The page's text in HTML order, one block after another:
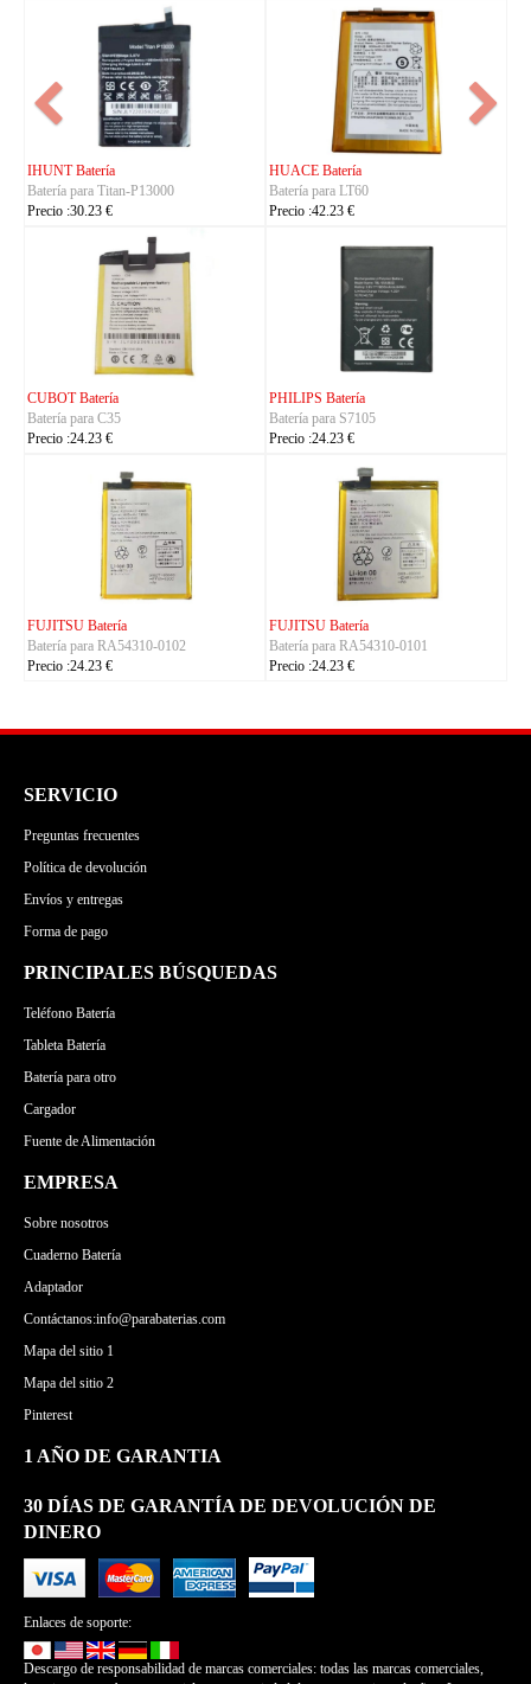
Batería
LT60
€
Batería
S7105
€
Batería
RA54310-0101
€
FUJITSU Batería
Batería para RA07503-1091
Precio :24.23 €
KYOCERA Batería
Batería para 5AAXBT134JAA
Precio :24.23 €
KYOCERA Batería
Batería para 5AAXBT155
Precio :24.23 €
SERVICIO
Preguntas frecuentes
Política de devolución
Envíos y entregas
Forma de pago
PRINCIPALES BÚSQUEDAS
Teléfono Batería
Tableta Batería
Batería para otro
Cargador
Fuente de Alimentación
EMPRESA
Sobre nosotros
Cuaderno Batería
Adaptador
Contáctanos:info@parabaterias.com
Mapa del sitio 1
Mapa del sitio 2
Pinterest
1 AÑO DE GARANTIA
30 DÍAS DE GARANTÍA DE DEVOLUCIÓN DE
DINERO
Enlaces de soporte:
Descargo de responsabilidad de marcas comerciales: todas las marcas comerciales,